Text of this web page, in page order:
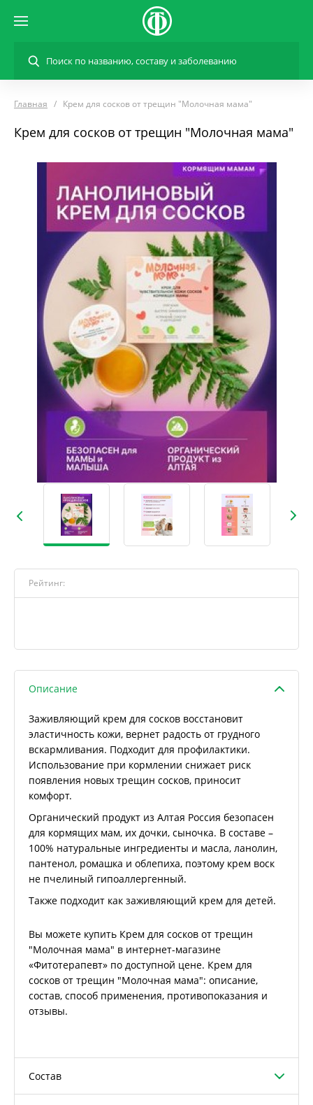
Главная Крем для сосков от трещин "Молочная мама"
Крем для сосков от трещин "Молочная мама"
Рейтинг:
Описание
Заживляющий крем для сосков восстановит
эластичность кожи, вернет радость от грудного
вскармливания. Подходит для профилактики.
Использование при кормлении снижает риск
появления новых трещин сосков, приносит
комфорт.
Органический продукт из Алтая Россия безопасен
для кормящих мам, их дочки, сыночка. В составе –
100% натуральные ингредиенты и масла, ланолин,
пантенол, ромашка и облепиха, поэтому крем воск
не пчелиный гипоаллергенный.
Также подходит как заживляющий крем для детей.
Вы можете купить Крем для сосков от трещин
"Молочная мама" в интернет-магазине
«Фитотерапевт» по доступной цене. Крем для
сосков от трещин "Молочная мама": описание,
состав, способ применения, противопоказания и
отзывы.
Состав